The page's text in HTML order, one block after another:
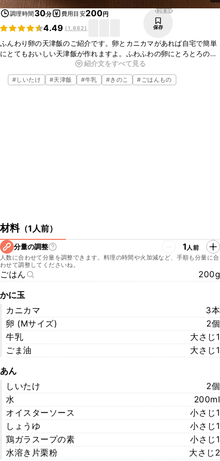
調理時間 30分 費用目安200円
4.49 (1,682)
128.8K
保存
ふんわり卵の天津飯のご紹介です。卵とカニカマがあれば自宅で簡単
にとてもおいしい天津飯が作れますよ。ふわふわの卵にとろとろのあ
んがよく合い、ごはんとの相性も抜群です。ぜひ作ってみてくださ
い。
紹介文をすべて見る
#しいたけ #天津飯 #牛乳 #きのこ #ごはんもの
材料（1人前）
分量の調整 1人前
人数に合わせて分量を調整できます。料理の時間や火加減など、手順も分量に合
わせて調整してくださいね。
ごはん 200g
かに玉
カニカマ
3本
卵 (Mサイズ)
2個
牛乳
大さじ1
ごま油
大さじ1
あん
しいたけ
2個
水
200ml
オイスターソース
小さじ1
しょうゆ
小さじ1
鶏ガラスープの素
小さじ1
水溶き片栗粉
大さじ2